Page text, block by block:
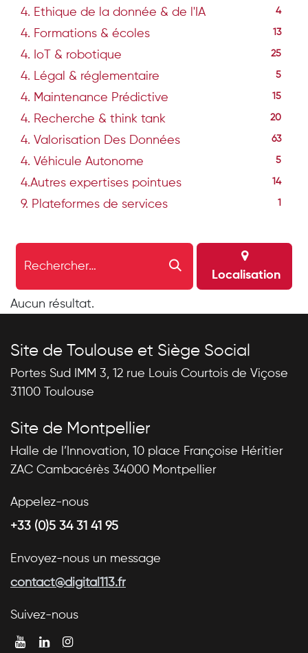
4. Ethique de la donnée & de l'IA 4
4. Formations & écoles 13
4. IoT & robotique 25
4. Légal & réglementaire 5
4. Maintenance Prédictive 15
4. Recherche & think tank 20
4. Valorisation Des Données 63
4. Véhicule Autonome 5
4.Autres expertises pointues 14
9. Plateformes de services
Localisation
Aucun résultat.
Site de Toulouse et Siège Social
Portes Sud IMM 3, 12 rue Louis Courtois de Viçose
31100 Toulouse
Site de Montpellier
Halle de l’Innovation, 10 place Françoise Héritier
ZAC Cambacérès 34000 Montpellier
Appelez-nous
+33 (0)5 34 31 41 95
Envoyez-nous un message
contact@digital113.fr
Suivez-nous